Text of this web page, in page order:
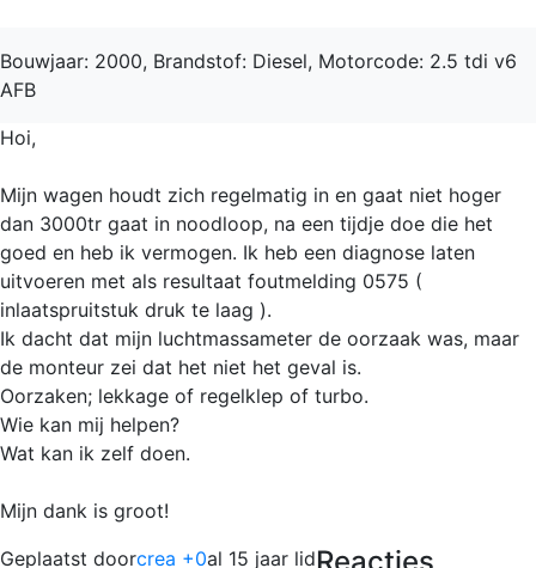
Bouwjaar: 2000, Brandstof: Diesel, Motorcode: 2.5 tdi v6
AFB
Hoi,
Mijn wagen houdt zich regelmatig in en gaat niet hoger
dan 3000tr gaat in noodloop, na een tijdje doe die het
goed en heb ik vermogen. Ik heb een diagnose laten
uitvoeren met als resultaat foutmelding 0575 (
inlaatspruitstuk druk te laag ).
Ik dacht dat mijn luchtmassameter de oorzaak was, maar
de monteur zei dat het niet het geval is.
Oorzaken; lekkage of regelklep of turbo.
Wie kan mij helpen?
Wat kan ik zelf doen.
Mijn dank is groot!
Geplaatst doorcrea +0al 15 jaar lidReacties